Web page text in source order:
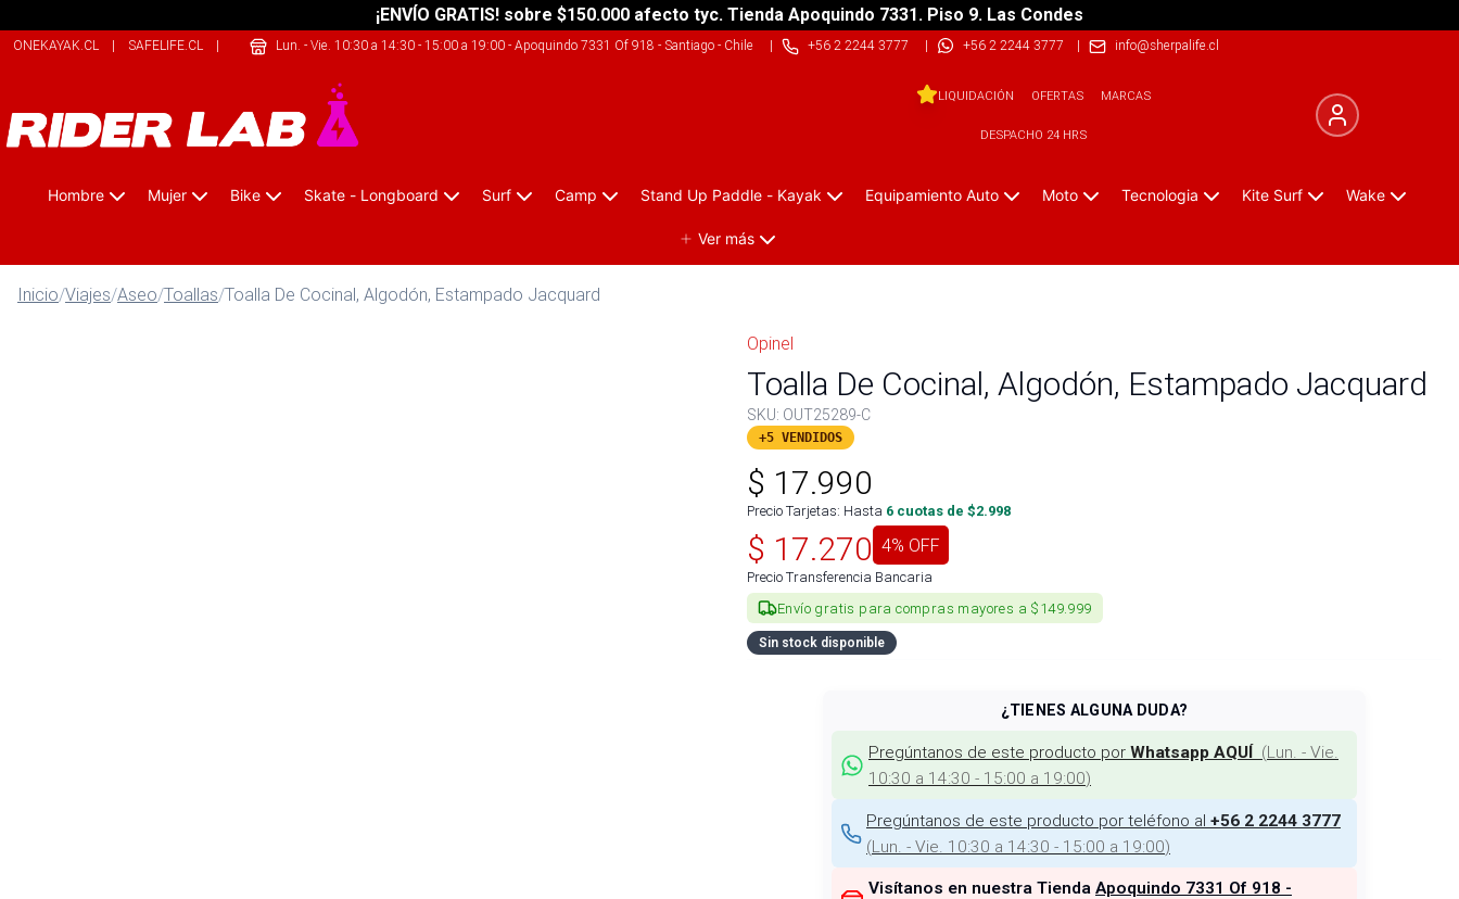
¡ENVÍO GRATIS! sobre $150.000 afecto tyc. Tienda Apoquindo 7331. Piso 9. Las Condes
ONEKAYAK.CL | SAFELIFE.CL | SHERPALIFE.COM.AR
Lun. - Vie. 10:30 a 14:30 - 15:00 a 19:00- Apoquindo 7331 Of 918 - Santiago - Chile| +56 2 2244 3777 | +56 2 2244 3777 | info@sherpalife.cl
LIQUIDACIÓN OFERTAS MARCAS
DESPACHO 24 HRS
Hombre Mujer Bike Skate - Longboard Surf Camp Stand Up Paddle - Kayak Equipamiento Auto Moto Tecnologia Kite Surf Wake
Ver más
Inicio/Viajes/Aseo/Toallas/Toalla De Cocinal, Algodón, Estampado Jacquard
Opinel
Toalla De Cocinal, Algodón, Estampado Jacquard
SKU: OUT25289-C
+5 VENDIDOS
$ 17.990
Precio Tarjetas: Hasta 6 cuotas de $2.998
$ 17.270 4% OFF
Precio Transferencia Bancaria
Envío gratis para compras mayores a $149.999
Sin stock disponible
¿TIENES ALGUNA DUDA?
Pregúntanos de este producto por Whatsapp AQUÍ (Lun. - Vie.
10:30 a 14:30 - 15:00 a 19:00)
Pregúntanos de este producto por teléfono al +56 2 2244 3777
(Lun. - Vie. 10:30 a 14:30 - 15:00 a 19:00)
Visítanos en nuestra Tienda Apoquindo 7331 Of 918 -